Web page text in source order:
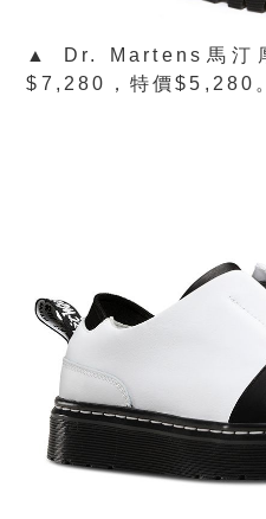
▲ Dr. Martens馬汀
$7,280，特價$5,280